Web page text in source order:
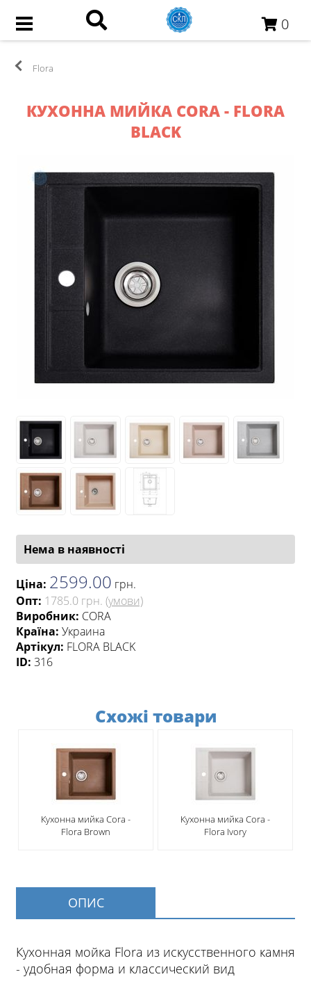
0
Flora
КУХОННА МИЙКА CORA - FLORA
BLACK
Нема в наявності
Ціна: 2599.00 грн.
Опт: 1785.0 грн. (умови)
Виробник: CORA
Країна: Украина
Артікул: FLORA BLACK
ID: 316
Схожі товари
Кухонна мийка Cora -
Flora Brown
Кухонна мийка Cora -
Flora Ivory
ОПИС
Кухонная мойка Flora из искусственного камня
- удобная форма и классический вид